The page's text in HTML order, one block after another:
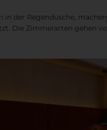
in der Regendusche,
Die Zimmerarten gehen